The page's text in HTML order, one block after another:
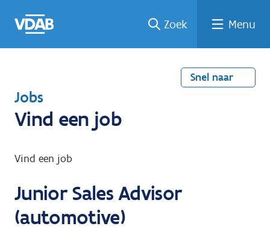
naar
een
een
job
naar
Zoek Menu
Snel naar
T
e
u
n
a
Jobs
Vind een job
Vind een job
Junior Sales Advisor
(automotive)